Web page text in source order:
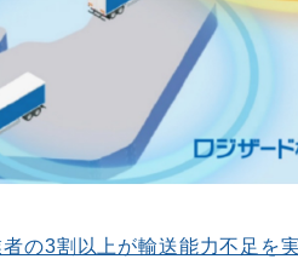
の3割以上が輸送能力不足を